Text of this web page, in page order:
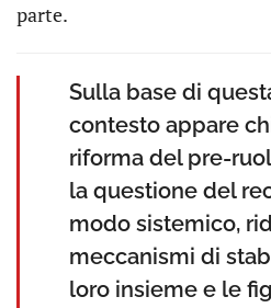
parte.
Sulla base di
contesto appare
riforma del pre-
la questione del
modo sistemico,
meccanismi di
loro insieme e le